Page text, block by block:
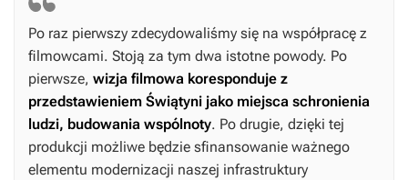
Po raz pierwszy zdecydowaliśmy się na współpracę z
filmowcami. Stoją za tym dwa istotne powody. Po
pierwsze, wizja filmowa koresponduje z
przedstawieniem Świątyni jako miejsca schronienia
ludzi, budowania wspólnoty. Po drugie, dzięki tej
produkcji możliwe będzie sfinansowanie ważnego
elementu modernizacji naszej infrastruktury